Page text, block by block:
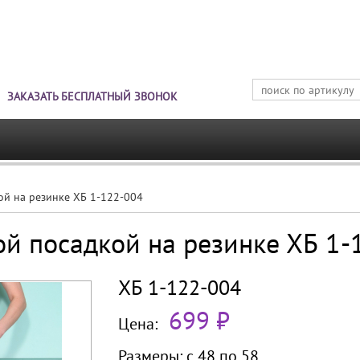
ЗАКАЗАТЬ БЕСПЛАТНЫЙ ЗВОНОК
на резинке ХБ 1-122-004
посадкой на резинке ХБ
ХБ 1-122-004
Цена: 699 ₽